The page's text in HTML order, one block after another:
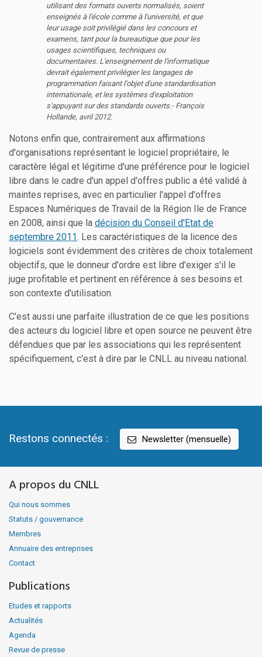
utilisant des formats ouverts normalisés, soient
enseignés à l'école comme à l'université, et que
leur usage soit privilégié dans les concours et
examens, tant pour la bureautique que pour les
usages scientifiques, techniques ou
documentaires. L'enseignement de l'informatique
devrait également privilégier les langages de
programmation faisant l'objet d'une standardisation
internationale, et les systèmes d'exploitation
s'appuyant sur des standards ouverts.- François
Hollande, avril 2012.
Notons enfin que, contrairement aux affirmations
d'organisations représentant le logiciel propriétaire, le
caractère légal et légitime d'une préférence pour le logiciel
libre dans le cadre d'un appel d'offres public a été validé à
maintes reprises, avec en particulier l'appel d'offres
Espaces Numériques de Travail de la Région Ile de France
en 2008, ainsi que la décision du Conseil d'Etat de
septembre 2011. Les caractéristiques de la licence des
logiciels sont évidemment des critères de choix totalement
objectifs, que le donneur d'ordre est libre d'exiger s'il le
juge profitable et pertinent en référence à ses besoins et
son contexte d'utilisation.
C'est aussi une parfaite illustration de ce que les positions
des acteurs du logiciel libre et open source ne peuvent être
défendues que par les associations qui les représentent
spécifiquement, c'est à dire par le CNLL au niveau national.
Restons connectés : Newsletter (mensuelle)
A propos du CNLL
Qui nous sommes
Statuts / gouvernance
Membres
Annuaire des entreprises
Contact
Publications
Etudes et rapports
Actualités
Agenda
Revue de presse